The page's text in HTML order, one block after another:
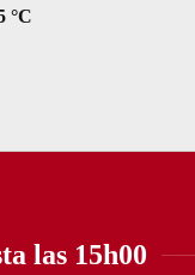
°C
las 15h00